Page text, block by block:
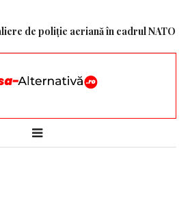
poliție aeriană în cadrul NATO.